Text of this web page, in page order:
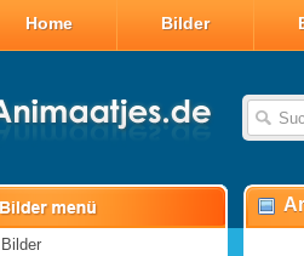
Home Bilder
Bilder